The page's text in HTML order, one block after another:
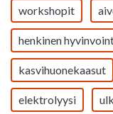
workshopit
henkinen
kasvihuonekaasut
elektrolyysi